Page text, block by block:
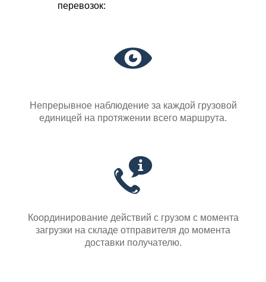
перевозок:
Непрерывное наблюдение за каждой грузовой
единицей на протяжении всего маршрута.
Координирование действий с грузом с момента
загрузки на складе отправителя до момента
доставки получателю.